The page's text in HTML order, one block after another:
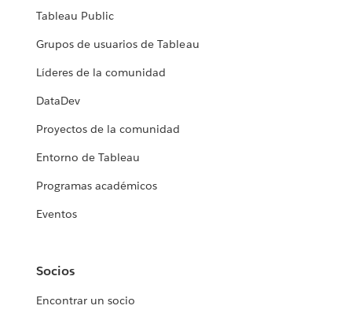
Tableau Public
Grupos de usuarios de Tableau
Líderes de la comunidad
DataDev
Proyectos de la comunidad
Entorno de Tableau
Programas académicos
Eventos
Socios
Encontrar un socio